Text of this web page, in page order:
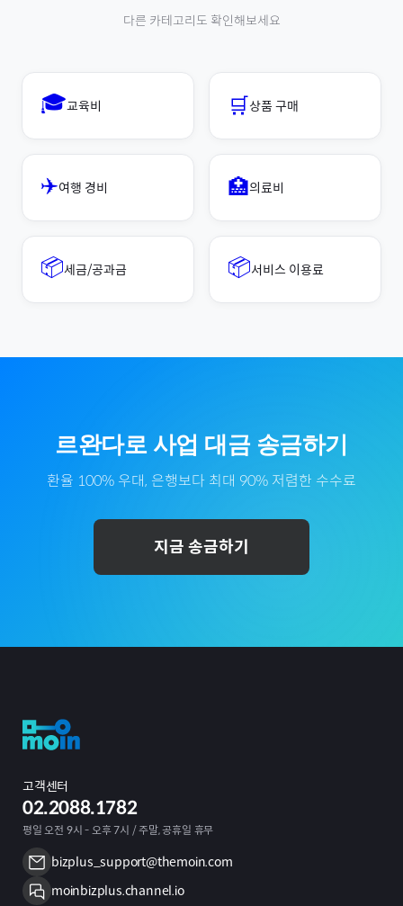
다른 카테고리도 확인해보세요
🎓교육비 🛒상품 구매
✈️여행 경비 🏥의료비
📦세금/공과금 📦서비스 이용료
르완다로 사업 대금송금하기
환율 100% 우대, 은행보다 최대 90% 저렴한 수수료
지금 송금하기
고객센터
02.2088.1782
평일 오전 9시 - 오후 7시 / 주말, 공휴일 휴무
bizplus_support@themoin.com
moinbizplus.channel.io